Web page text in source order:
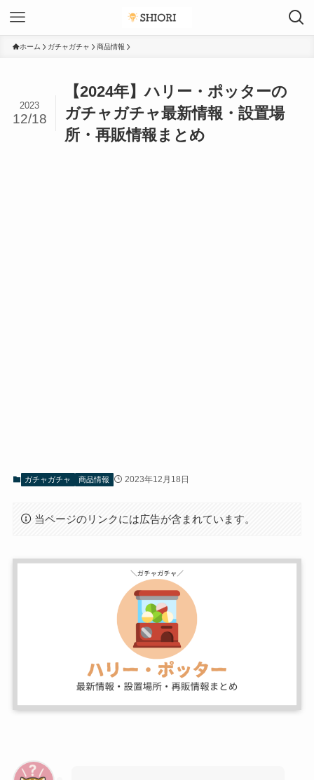
ホーム ガチャガチャ 商品情報
【2024年】ハリー・ポッターの
ガチャガチャ最新情報・設置場
所・再販情報まとめ
2023
12/18
ガチャガチャ 商品情報 2023年12月18日
当ページのリンクには広告が含まれています。